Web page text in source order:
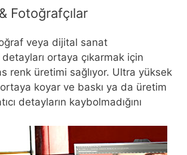
Fotoğrafçılar
veya dijital sanat
detayları ortaya çıkarmak için
renk üretimi sağlıyor. Ultra yüksek
koyar ve baskı ya da üretim
detayların kaybolmadığını